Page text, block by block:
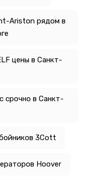
Ariston рядом в
цены в Санкт-
срочно в Санкт-
3Cott
Hoover